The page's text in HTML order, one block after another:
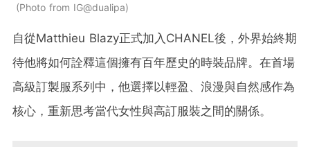
Photo from IG@dualipa
自從Matthieu Blazy正式加入CHANEL後，外界始終期
待他將如何詮釋這個擁有百年歷史的時裝品牌。在首場
高級訂製服系列中，他選擇以輕盈、浪漫與自然感作為
核心，重新思考當代女性與高訂服裝之間的關係。